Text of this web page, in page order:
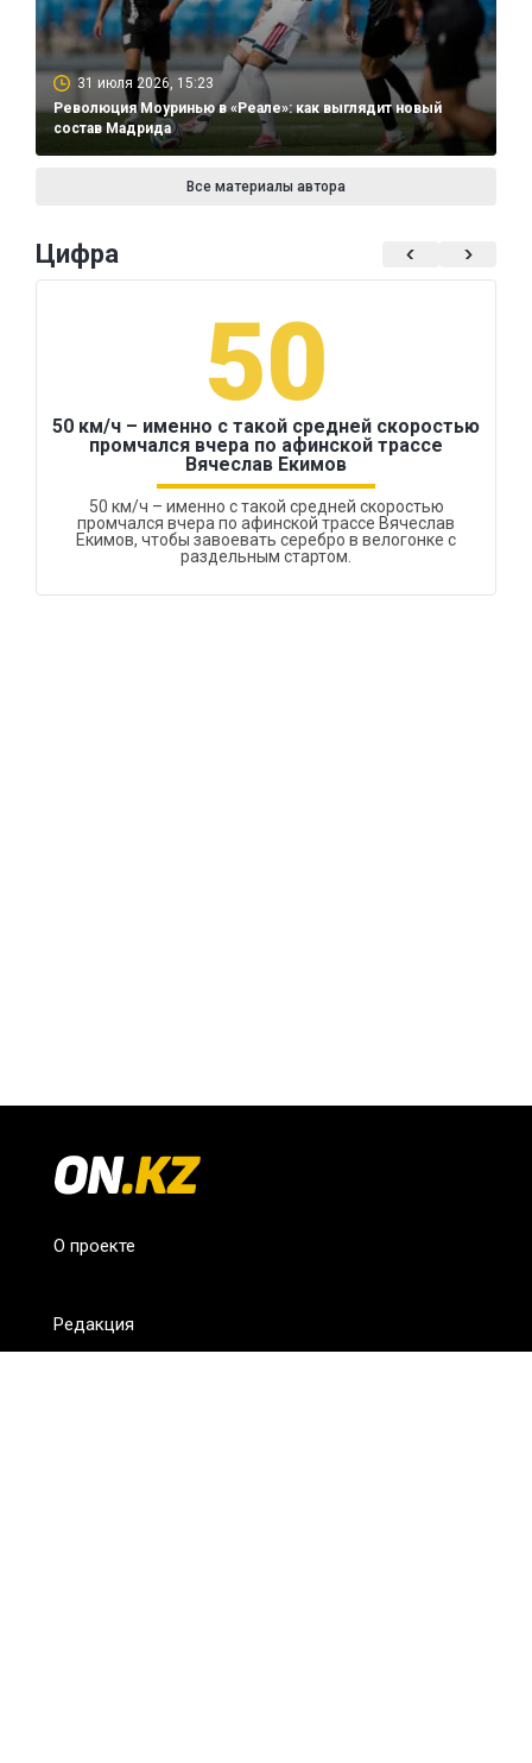
31 июля 2026, 15:23
Революция Моуринью в «Реале»: как выглядит новый
состав Мадрида
Все материалы автора
Цифра
50
50 км/ч – именно с такой средней скоростью
промчался вчера по афинской трассе
Вячеслав Екимов
50 км/ч – именно с такой средней скоростью
промчался вчера по афинской трассе Вячеслав
Екимов, чтобы завоевать серебро в велогонке с
раздельным стартом.
О проекте
Редакция